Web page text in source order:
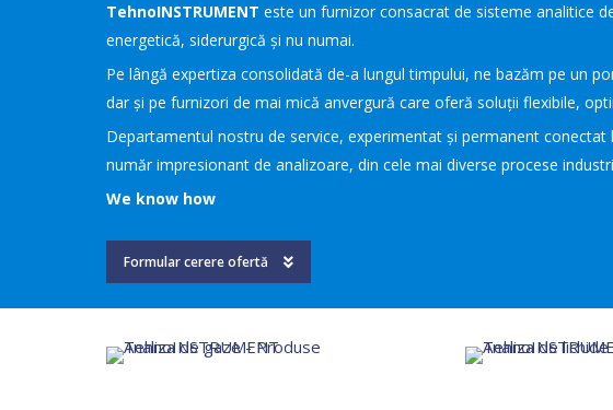
TehnoINSTRUMENT este un furnizor consacrat de sisteme analitice
energetică, siderurgică și nu numai.
Pe lângă expertiza consolidată de-a lungul timpului, ne bazăm pe un
dar și pe furnizori de mai mică anvergură care oferă soluții flexibile,
Departamentul nostru de service, experimentat și permanent
număr impresionant de analizoare, din cele mai diverse procese
We know how
Formular cerere ofertă